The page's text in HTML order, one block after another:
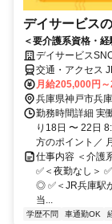
デイサービス
＜要介護系資格・
デイサービス
交通・アクセス
分
月給205,000円
兵庫県神戸市兵
勤務時間詳細 実
り18日 〜 22日
方のポイント／
仕事内容 ＜介護
✅＜夜勤なし＞
◎ ✅＜JR兵庫駅
当...
学歴不問 車通勤OK